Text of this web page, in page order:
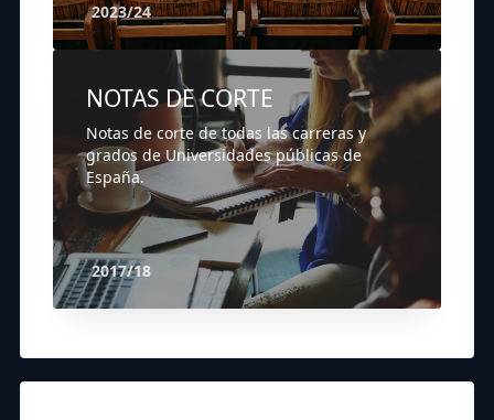
2023/24
NOTAS DE CORTE
Notas de corte de todas las carreras y
grados de Universidades públicas de
España.
2017/18